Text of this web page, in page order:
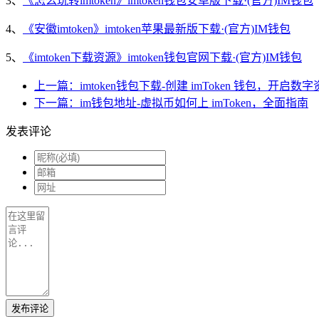
4、 《安徽imtoken》imtoken苹果最新版下载·(官方)IM钱包
5、 《imtoken下载资源》imtoken钱包官网下载·(官方)IM钱包
上一篇：imtoken钱包下载-创建 imToken 钱包，开启数字
下一篇：im钱包地址-虚拟币如何上 imToken，全面指南
发表评论
发布评论